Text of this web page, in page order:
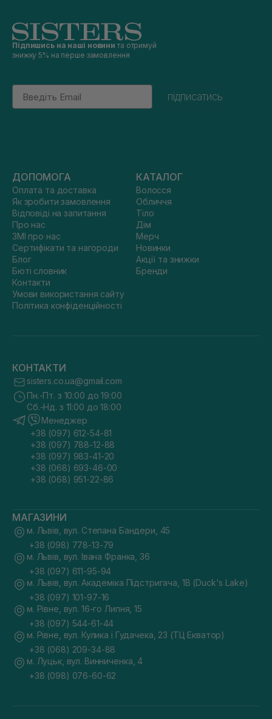
Підпишись на наші новини та отримуй
знижку 5% на перше замовлення
Email
підписатись
ДОПОМОГА
Оплата та доставка
Як зробити замовлення
Відповіді на запитання
Про нас
ЗМІ про нас
Сертифікати та нагороди
Блог
Бюті словник
Контакти
Умови використання сайту
Політика конфіденційності
КАТАЛОГ
Волосся
Обличчя
Тіло
Дім
Мерч
Новинки
Акції та знижки
Бренди
КОНТАКТИ
sisters.co.ua@gmail.com
Пн.-Пт. з 10:00 до 19:00
Сб.-Нд. з 11:00 до 18:00
Менеджер
+38 (097) 612-54-81
+38 (097) 788-12-88
+38 (097) 983-41-20
+38 (068) 693-46-00
+38 (068) 951-22-86
МАГАЗИНИ
м. Львів, вул. Степана Бандери, 45
+38 (098) 778-13-79
м. Львів, вул. Івана Франка, 36
+38 (097) 611-95-94
м. Львів, вул. Академіка Підстригача, 1В (Duck's Lake)
+38 (097) 101-97-16
м. Рівне, вул. 16-го Липня, 15
+38 (097) 544-61-44
м. Рівне, вул. Кулика і Гудачека, 23 (ТЦ Екватор)
+38 (068) 209-34-88
м. Луцьк, вул. Винниченка, 4
+38 (098) 076-60-62